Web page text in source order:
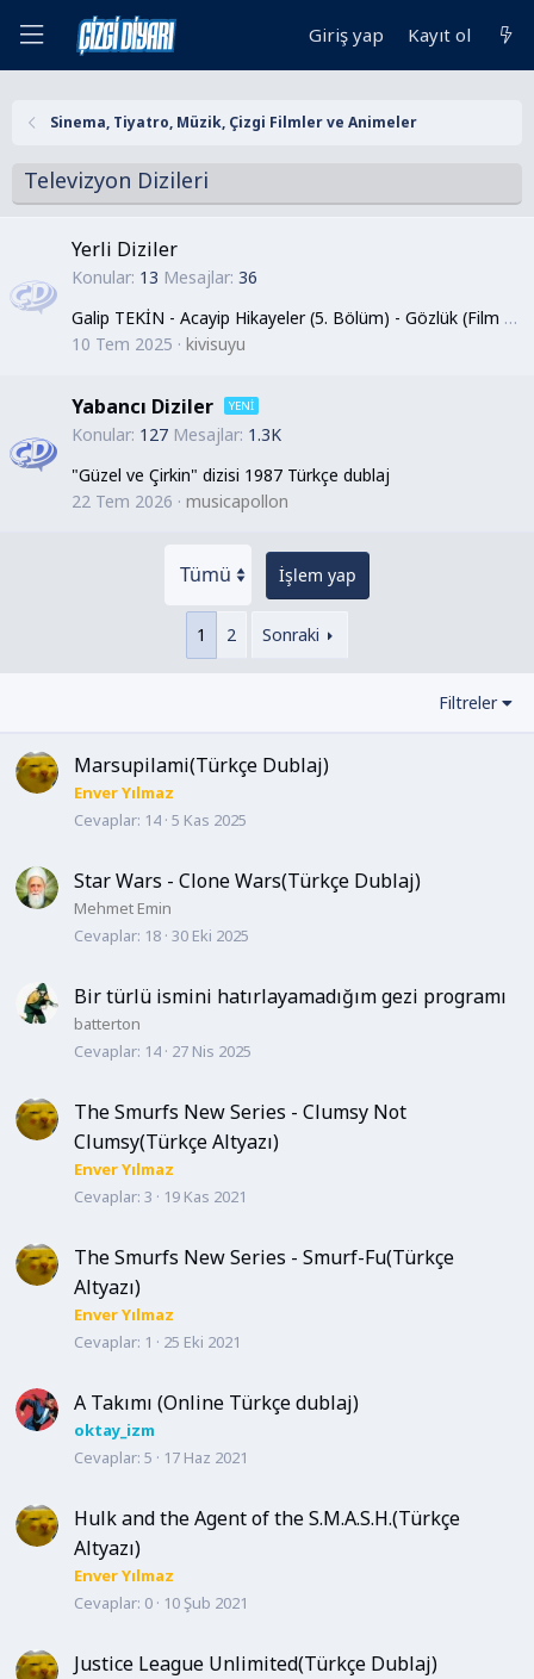
Giriş yap Kayıt ol
Sinema, Tiyatro, Müzik, Çizgi Filmler ve Animeler
Televizyon Dizileri
Yerli Diziler
Konular 13 Mesajlar 36
Galip TEKİN - Acayip Hikayeler (5. Bölüm) - Gözlük (Film + ÇR)
10 Tem 2025
kivisuyu
Yabancı Diziler
Konular 127 Mesajlar 1.3K
"Güzel ve Çirkin" dizisi 1987 Türkçe dublaj
22 Tem 2026
musicapollon
İşlem yap
1 2 Sonraki
Filtreler
Marsupilami(Türkçe Dublaj)
Enver Yılmaz
Cevaplar 14 5 Kas 2025
Star Wars - Clone Wars(Türkçe Dublaj)
Mehmet Emin
Cevaplar 18 30 Eki 2025
Bir türlü ismini hatırlayamadığım gezi programı
batterton
Cevaplar 14 27 Nis 2025
The Smurfs New Series - Clumsy Not
Clumsy(Türkçe Altyazı)
Enver Yılmaz
Cevaplar 3 19 Kas 2021
The Smurfs New Series - Smurf-Fu(Türkçe
Altyazı)
Enver Yılmaz
Cevaplar 1 25 Eki 2021
A Takımı (Online Türkçe dublaj)
oktay_izm
Cevaplar 5 17 Haz 2021
Hulk and the Agent of the S.M.A.S.H.(Türkçe
Altyazı)
Enver Yılmaz
Cevaplar 0 10 Şub 2021
Justice League Unlimited(Türkçe Dublaj)